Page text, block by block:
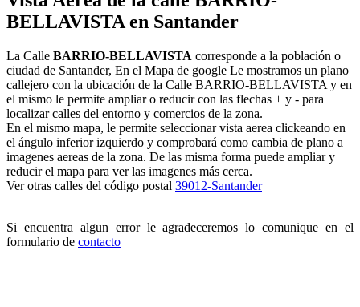
BELLAVISTA en Santander
La Calle BARRIO-BELLAVISTA corresponde a la población o
ciudad de Santander, En el Mapa de google Le mostramos un plano
callejero con la ubicación de la Calle BARRIO-BELLAVISTA y en
el mismo le permite ampliar o reducir con las flechas + y - para
localizar calles del entorno y comercios de la zona.
En el mismo mapa, le permite seleccionar vista aerea clickeando en
el ángulo inferior izquierdo y comprobará como cambia de plano a
imagenes aereas de la zona. De las misma forma puede ampliar y
reducir el mapa para ver las imagenes más cerca.
Ver otras calles del código postal 39012-Santander
Si encuentra algun error le agradeceremos lo comunique en el
formulario de contacto